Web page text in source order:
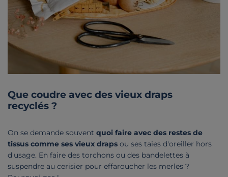
Que coudre avec des vieux draps
recyclés ?
On se demande souvent quoi faire avec des restes de
tissus comme ses vieux draps ou ses taies d'oreiller hors
d'usage. En faire des torchons ou des bandelettes à
suspendre au cerisier pour effaroucher les merles ?